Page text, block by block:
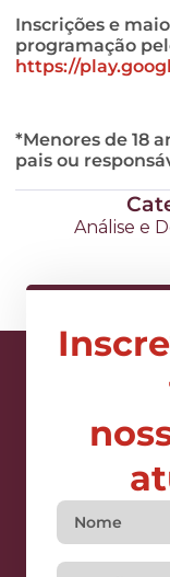
Inscrições e
programação
https://
*Menores de 18
pais ou
Análise e